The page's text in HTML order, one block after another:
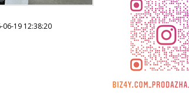
06-19 12:38:20